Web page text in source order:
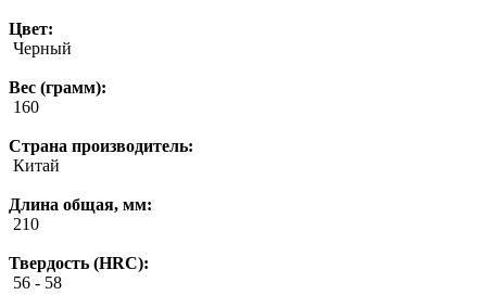
Цвет:
Черный
Вес (грамм):
160
Страна производитель:
Китай
Длина общая, мм:
210
Твердость (HRC):
56 - 58